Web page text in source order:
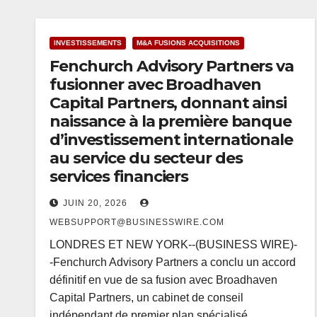
INVESTISSEMENTS M&A FUSIONS ACQUISITIONS
Fenchurch Advisory Partners va
fusionner avec Broadhaven
Capital Partners, donnant ainsi
naissance à la première banque
d’investissement internationale
au service du secteur des
services financiers
JUIN 20, 2026
WEBSUPPORT@BUSINESSWIRE.COM
LONDRES ET NEW YORK--(BUSINESS WIRE)-
-Fenchurch Advisory Partners a conclu un accord
définitif en vue de sa fusion avec Broadhaven
Capital Partners, un cabinet de conseil